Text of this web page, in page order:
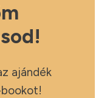
ajándék